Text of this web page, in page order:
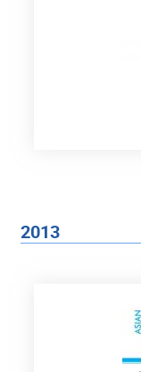
2013